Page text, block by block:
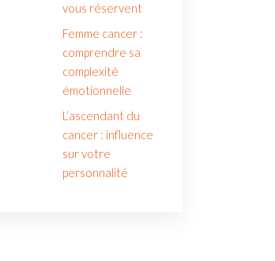
vous réservent
Femme cancer :
comprendre sa
complexité
émotionnelle
L’ascendant du
cancer : influence
sur votre
personnalité